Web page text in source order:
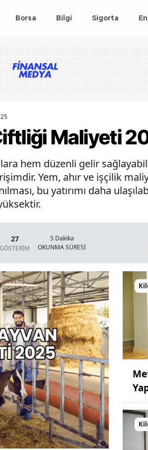
Borsa Bilgi Sigorta
Maliyeti
hem düzenli gelir
Yem, ahır ve işçilik
bu yatırımı daha
27
GÖSTERİM
5 Dakika
OKUNMA SÜRESİ